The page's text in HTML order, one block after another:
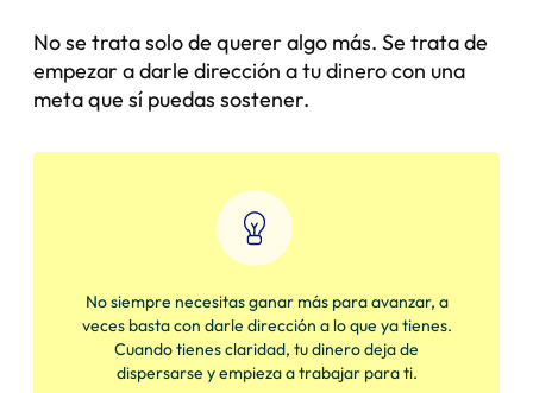
No se trata solo de querer algo más. Se trata de
empezar a darle dirección a tu dinero con una
meta que sí puedas sostener.
No siempre necesitas ganar más para avanzar, a
veces basta con darle dirección a lo que ya tienes.
Cuando tienes claridad, tu dinero deja de
dispersarse y empieza a trabajar para ti.